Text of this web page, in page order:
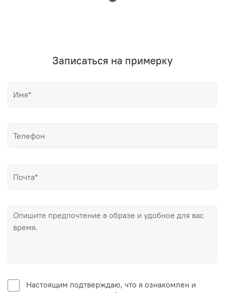
Записаться на примерку
Настоящим подтверждаю, что я ознакомлен и